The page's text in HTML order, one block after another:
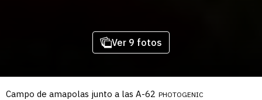
Ver 9 fotos
Campo de amapolas junto a las A-62 PHOTOGENIC